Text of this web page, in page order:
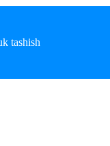
tashish